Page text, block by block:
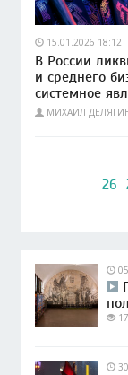
15.01.2026 18:12
В России
и среднего
системное
МИХАИЛ
26